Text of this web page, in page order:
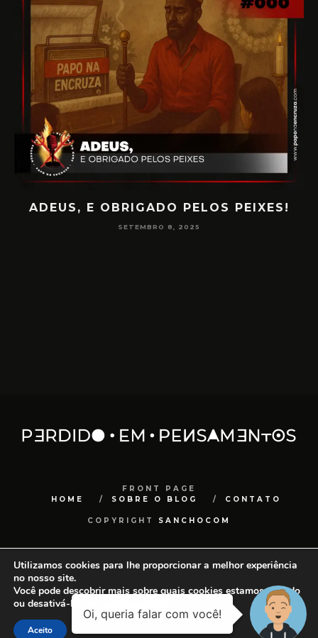
ADEUS, E OBRIGADO PELOS PEIXES!
SETEMBRO 8, 2025
FRONT PAGE
HOME
SOBRE O BLOG CONTATO
COPYRIGHT SANCHOCOM
Utilizamos cookies para lhe proporcionar a melhor experiência
no nosso site.
Você pode descobrir mais sobre quais cookies estamos usando
ou desativá-los em
Aceito